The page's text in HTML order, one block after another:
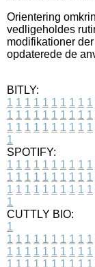
Orientering
vedligeholdes
modifikationer
opdaterede de
BITLY:
1 1 1 1 1 1 1 1 1 1
1 1 1 1 1 1 1 1 1 1
1 1 1 1 1 1 1 1 1 1
1
SPOTIFY:
1 1 1 1 1 1 1 1 1 1
1 1 1 1 1 1 1 1 1 1
1 1 1 1 1 1 1 1 1 1
1
CUTTLY BIO:
1
1 1 1 1 1 1 1 1 1 1
1 1 1 1 1 1 1 1 1 1
1 1 1 1 1 1 1 1 1 1